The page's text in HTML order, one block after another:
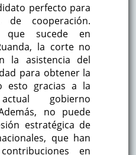
perfecto para
de cooperación.
sucede en
la corte no
la asistencia del
para obtener la
esto gracias a la
gobierno
no puede
estratégica de
que han
en